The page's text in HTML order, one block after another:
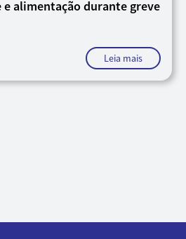
alimentação durante greve
Leia mais